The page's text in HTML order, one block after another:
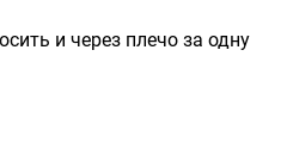
для ноутбуков
и через плечо за одну